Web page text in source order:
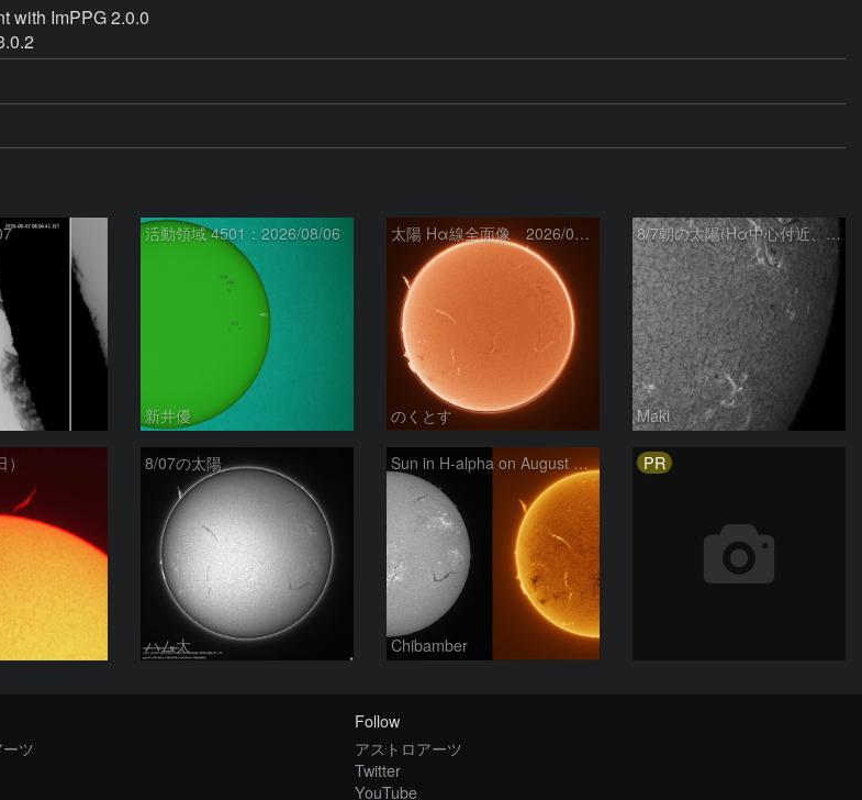
with ImPPG 2.0.0
活動領域 4501：2026/08/06
新井優
太陽 Hα線全面像 2026/08/07
のくとす
8/7朝の太陽(Hα中心付近、4498、4502付近)
Maki
8/07の太陽
ハム太
Sun in H-alpha on August 7, 2026
Chibamber
PR
ツ
Follow
アストロアーツ
Twitter
YouTube